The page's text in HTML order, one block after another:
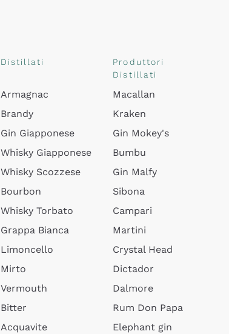
Distillati
Armagnac
Brandy
Gin Giapponese
Whisky Giapponese
Whisky Scozzese
Bourbon
Whisky Torbato
Grappa Bianca
Limoncello
Mirto
Vermouth
Bitter
Acquavite
Produttori
Distillati
Macallan
Kraken
Gin Mokey's
Bumbu
Gin Malfy
Sibona
Campari
Martini
Crystal Head
Dictador
Dalmore
Rum Don Papa
Elephant gin